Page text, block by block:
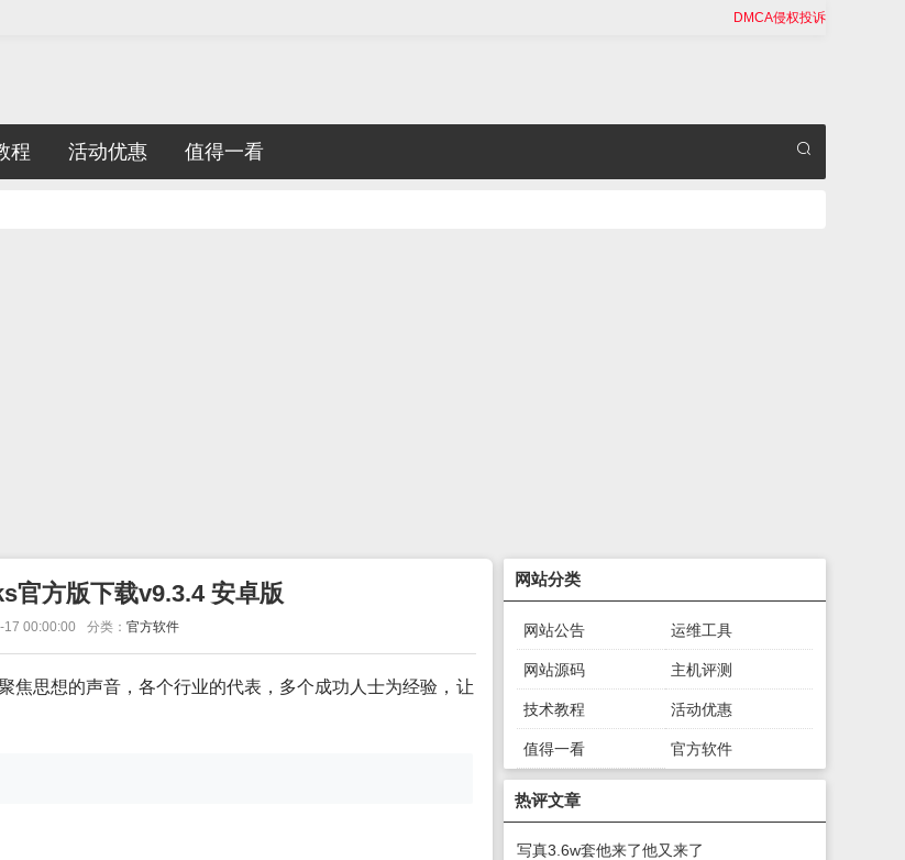
DMCA侵权投诉
程 活动优惠 值得一看
官方版下载v9.3.4 安卓版
17 00:00:00 分类：官方软件
焦思想的声音，各个行业的代表，多个成功人士为经验，让
网站分类
网站公告 运维工具
网站源码 主机评测
技术教程 活动优惠
值得一看
绿色软件
官方软件
热评文章
写真3.6w套他来了他又来了